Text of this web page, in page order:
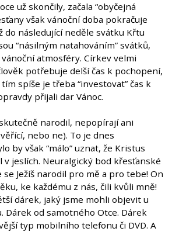
už skončily, začala “obyčejná
však vánoční doba pokračuje
do následující neděle svátku Křtu
“násilným natahováním” svátků,
vánoční atmosféry. Církev velmi
potřebuje delší čas k pochopení,
spíše je třeba “investovat” čas k
přijali dar Vánoc.
narodil, nepopírají ani
nebo ne). To je dnes
by však “málo” uznat, že Kristus
v jeslích. Neuralgický bod křesťanské
Ježíš narodil pro mě a pro tebe! On
ke každému z nás, čili kvůli mně!
dárek, jaký jsme mohli objevit u
Dárek od samotného Otce. Dárek
typ mobilního telefonu či DVD. A